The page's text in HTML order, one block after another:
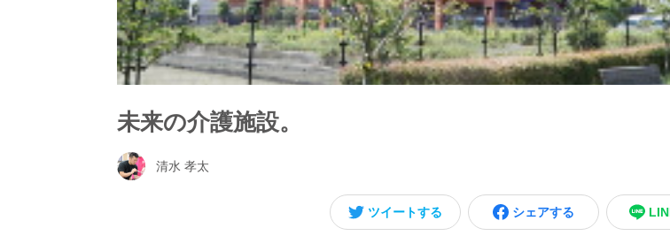
未来の介護施設。
清水 孝太
ツイートする シェアする